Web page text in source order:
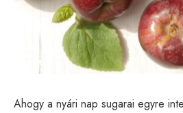
Ahogy a nyári nap sugarai egyre